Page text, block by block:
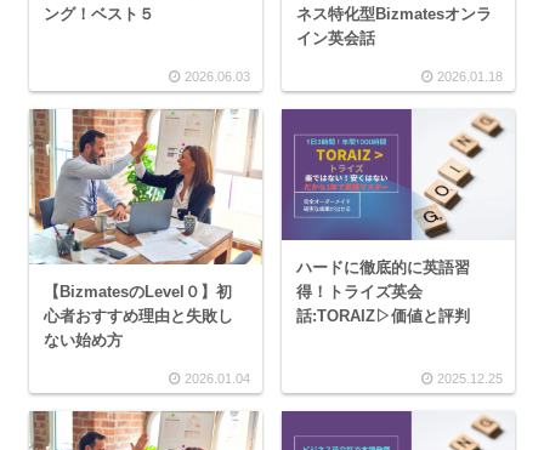
ング！ベスト５
2026.06.03
ネス特化型Bizmatesオンラ
イン英会話
2026.01.18
【BizmatesのLevel０】初
心者おすすめ理由と失敗し
ない始め方
2026.01.04
ハードに徹底的に英語習
得！トライズ英会
話:TORAIZ▷価値と評判
2025.12.25